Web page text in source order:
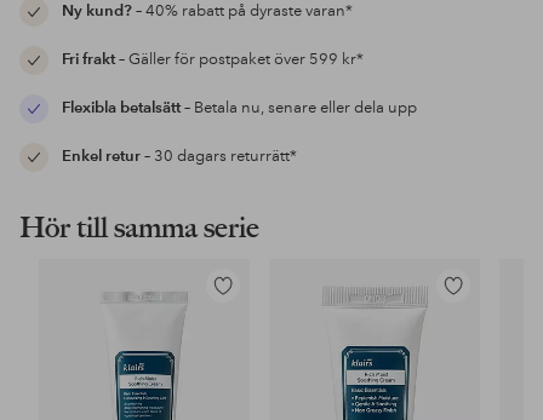
Ny kund?– 40% rabatt på dyraste varan*
Fri frakt– Gäller för postpaket över 599 kr*
Flexibla betalsätt– Betala nu, senare eller dela upp
Enkel retur– 30 dagars returrätt*
Hör till samma serie
Lägg
Lägg